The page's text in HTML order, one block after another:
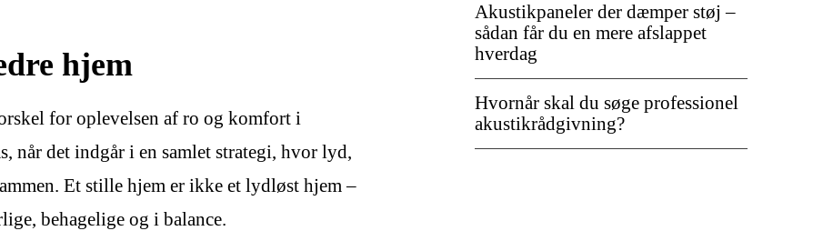
hjem
for oplevelsen af ro og komfort i
når det indgår i en samlet strategi, hvor lyd,
Et stille hjem er ikke et lydløst hjem –
behagelige og i balance.
Akustikpaneler der dæmper støj –
sådan får du en mere afslappet
hverdag
Hvornår skal du søge professionel
akustikrådgivning?